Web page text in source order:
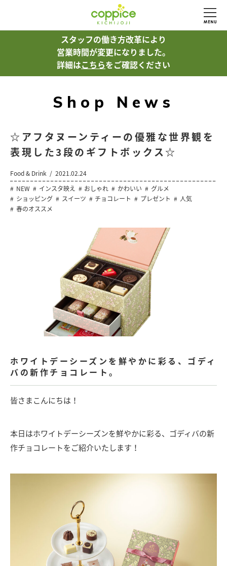
スタッフの働き方改革により
営業時間が変更になりました。
詳細はこちらをご確認ください
Shop News
☆アフタヌーンティーの優雅な世界観を
表現した3段のギフトボックス☆
Food & Drink
2021.02.24
NEW
インスタ映え おしゃれ かわいい
グルメ
ショッピング
スイーツ チョコレート プレゼント
人気
春のオススメ
ホワイトデーシーズンを鮮やかに彩る、ゴディ
バの新作チョコレート。
皆さまこんにちは！
本日はホワイトデーシーズンを鮮やかに彩る、ゴディバの新
作チョコレートをご紹介いたします！